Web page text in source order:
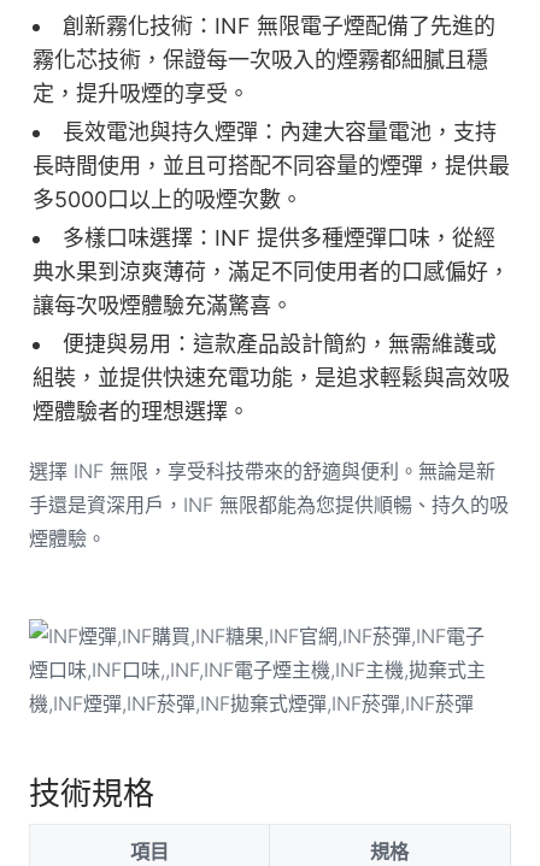
創新霧化技術：INF 無限電子煙配備了先進的
霧化芯技術，保證每一次吸入的煙霧都細膩且穩
定，提升吸煙的享受。
長效電池與持久煙彈：內建大容量電池，支持
長時間使用，並且可搭配不同容量的煙彈，提供最
多5000口以上的吸煙次數。
多樣口味選擇：INF 提供多種煙彈口味，從經
典水果到涼爽薄荷，滿足不同使用者的口感偏好，
讓每次吸煙體驗充滿驚喜。
便捷與易用：這款產品設計簡約，無需維護或
組裝，並提供快速充電功能，是追求輕鬆與高效吸
煙體驗者的理想選擇。
選擇 INF 無限，享受科技帶來的舒適與便利。無論是新
手還是資深用戶，INF 無限都能為您提供順暢、持久的吸
煙體驗。
技術規格
項目 規格